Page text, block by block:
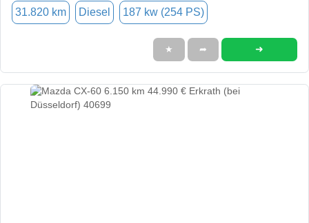
31.820 km Diesel 187 kw (254 PS)
★ ➦ ➜